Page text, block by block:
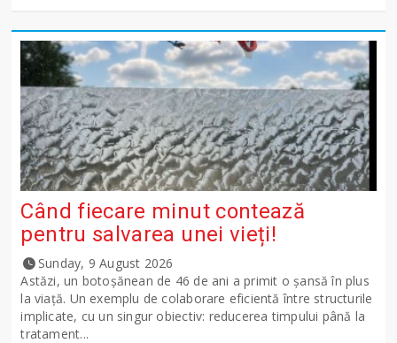
Când fiecare minut contează
pentru salvarea unei vieți!
Sunday, 9 August 2026
Astăzi, un botoșănean de 46 de ani a primit o șansă în plus
la viață. Un exemplu de colaborare eficientă între structurile
implicate, cu un singur obiectiv: reducerea timpului până la
tratament...